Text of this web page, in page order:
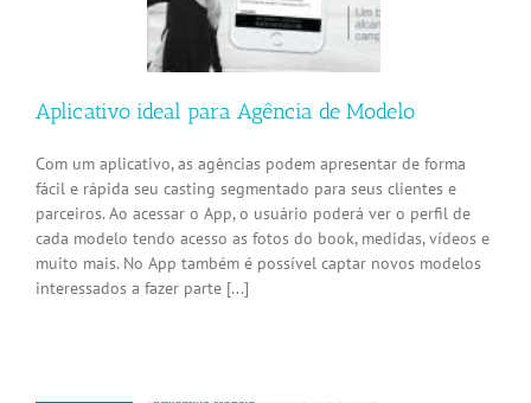
Aplicativo ideal para Agência de Modelo
Com um aplicativo, as agências podem apresentar de forma
fácil e rápida seu casting segmentado para seus clientes e
parceiros. Ao acessar o App, o usuário poderá ver o perfil de
cada modelo tendo acesso as fotos do book, medidas, vídeos e
muito mais. No App também é possível captar novos modelos
interessados a fazer parte [...]